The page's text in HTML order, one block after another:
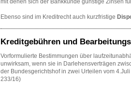
mit denen sich der Bankkunde günstige Zinsen
Ebenso sind im Kreditrecht auch kurzfristige
Kreditgebühren und
Vorformulierte Bestimmungen über
unwirksam, wenn sie in Darlehensverträgen
der Bundesgerichtshof in zwei Urteilen vom
233/16)